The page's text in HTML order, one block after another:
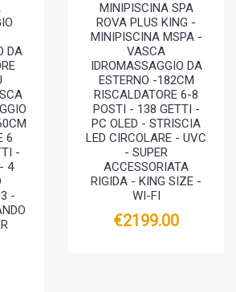
DA
6
-
4
-
MINIPISCINA SPA
ROVA PLUS KING -
MINIPISCINA MSPA -
VASCA
IDROMASSAGGIO DA
ESTERNO -182CM
RISCALDATORE 6-8
POSTI - 138 GETTI -
PC OLED - STRISCIA
LED CIRCOLARE - UVC
- SUPER
ACCESSORIATA
RIGIDA - KING SIZE -
WI-FI
€2199.00